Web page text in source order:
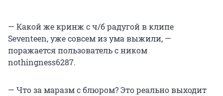
— Какой же кринж с ч/б радугой в клипе
Seventeen, уже совсем из ума выжили, —
поражается пользователь с ником
nothingness6287.
— Что за маразм с блюром? Это реально выходит